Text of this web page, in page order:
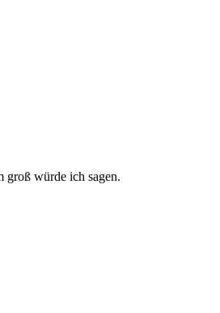
groß würde ich sagen.